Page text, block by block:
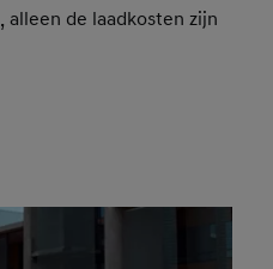
de laadkosten zijn